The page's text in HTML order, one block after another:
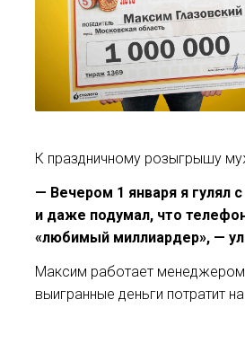
К праздничному розыгрышу
— Вечером 1 января я гулял
и даже подумал, что
«любимый миллиардер», —
Максим работает
выигранные деньги потратит